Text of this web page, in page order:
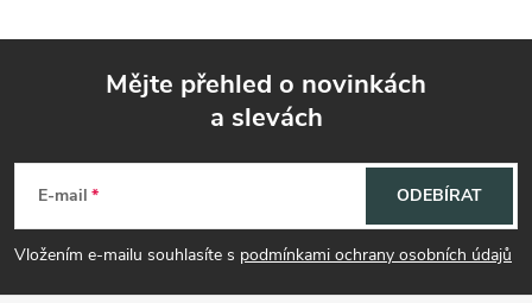
p
Mějte přehled o novinkách
a slevách
E-mail
Vložením e-mailu souhlasíte s podmínkami ochrany osobních údajů
ODEBÍRAT